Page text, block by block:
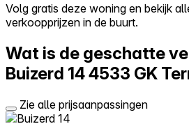
Log in
Volg gratis deze woning en bekijk
verkoopprijzen in de buurt.
Wat is de geschatte
Buizerd 144533 GK
Zie alle prijsaanpassingen